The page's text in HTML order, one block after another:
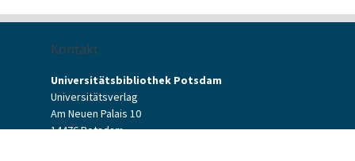
Kontakt
Universitätsbibliothek Potsdam
Universitätsverlag
Am Neuen Palais 10
14476 Potsdam